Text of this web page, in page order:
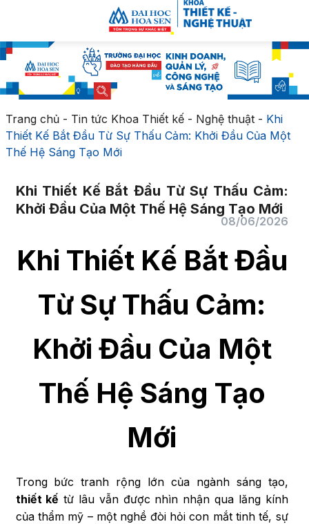
Trang chủ- Tin tức Khoa Thiết kế - Nghệ thuật- Khi
Thiết Kế Bắt Đầu Từ Sự Thấu Cảm: Khởi Đầu Của Một
Thế Hệ Sáng Tạo Mới
Khi Thiết Kế Bắt Đầu Từ Sự Thấu Cảm:
Khởi Đầu Của Một Thế Hệ Sáng Tạo Mới
08/06/2026
Khi Thiết Kế Bắt Đầu
Từ Sự Thấu Cảm:
Khởi Đầu Của Một
Thế Hệ Sáng Tạo
Mới
Trong bức tranh rộng lớn của ngành sáng tạo,
thiết kế từ lâu vẫn được nhìn nhận qua lăng kính
của thẩm mỹ – một nghề đòi hỏi con mắt tinh tế, sự